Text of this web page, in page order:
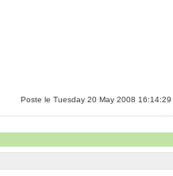
Poste le Tuesday 20 May 2008 16:14:29